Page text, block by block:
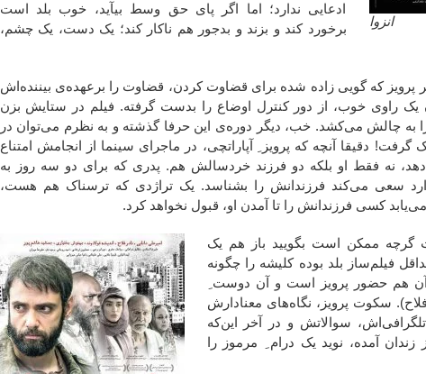
انزوا
ادعایی ندارد؛ اما اگر پای حق وسط بیآید، خوب بلد است
برخورد کند و بزند و بدجور هم ناکار کند؛ یک دست، یک چشم،
پرویز که گویی زاده شده برای قضاوت کردن، قضاوت را برعهده‌ی بیننده‌اش
راوی خوب، از دور کنترل اوضاع را بدست گرفته. فیلم در ستایش بزن
به چالش می‌کشد. خب، دیگر دوره‌ی این حرفا گذشته و به نظرم می‌توان در
دقیقا آنچه که پرویز ِ آپاراتچی، در ماجرای سینما از انجامش امتناع
نه فقط او بلکه دو فرزند خردسالش هم. پدری که برای دو سه روز به
سعی می‌کند فرزندانش را بشناسد. یک تراژدی که ترسناک هم هست،
کسی فرزندانش را تا آمدن او، قبول نخواهد کرد.
ممکن است بگویید باز هم یک
فیلم‌ساز بلد بوده کلیشه را چگونه
آن هم حضور پرویز است و آن دوست
سکوت پرویز، نگاه‌های معنادارش
سوالاتش و در آخر این‌که
آمده، نوید یک درام ِ مرموز را